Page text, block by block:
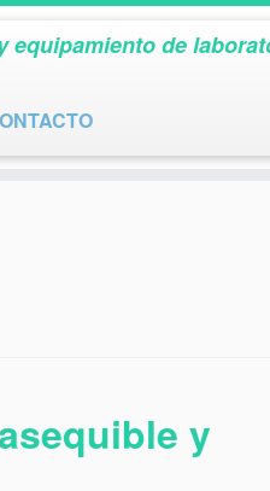
equipamiento de
y